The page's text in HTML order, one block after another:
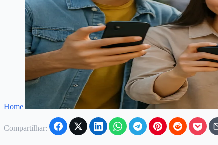
Home
Compartilhar: